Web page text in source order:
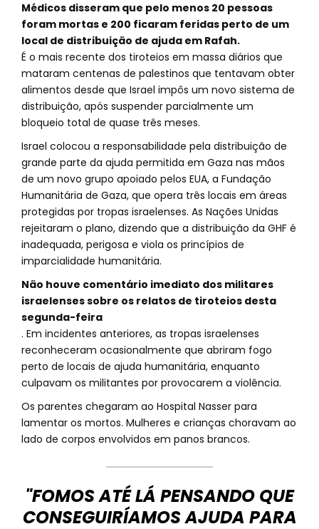
Médicos disseram que pelo menos 20 pessoas
foram mortas e 200 ficaram feridas perto de um
local de distribuição de ajuda em Rafah.
É o mais recente dos tiroteios em massa diários que
mataram centenas de palestinos que tentavam obter
alimentos desde que Israel impôs um novo sistema de
distribuição, após suspender parcialmente um
bloqueio total de quase três meses.
Israel colocou a responsabilidade pela distribuição de
grande parte da ajuda permitida em Gaza nas mãos
de um novo grupo apoiado pelos EUA, a Fundação
Humanitária de Gaza, que opera três locais em áreas
protegidas por tropas israelenses. As Nações Unidas
rejeitaram o plano, dizendo que a distribuição da GHF é
inadequada, perigosa e viola os princípios de
imparcialidade humanitária.
Não houve comentário imediato dos militares
israelenses sobre os relatos de tiroteios desta
segunda-feira
. Em incidentes anteriores, as tropas israelenses
reconheceram ocasionalmente que abriram fogo
perto de locais de ajuda humanitária, enquanto
culpavam os militantes por provocarem a violência.
Os parentes chegaram ao Hospital Nasser para
lamentar os mortos. Mulheres e crianças choravam ao
lado de corpos envolvidos em panos brancos.
"FOMOS ATÉ LÁ PENSANDO QUE
CONSEGUIRÍAMOS AJUDA PARA